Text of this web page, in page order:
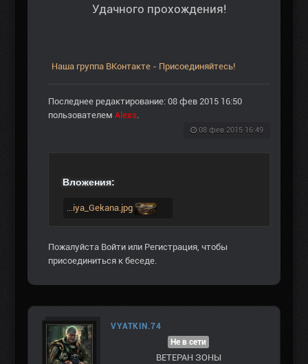
Удачного прохождения!
Наша группа ВКонтакте - Присоединяйтесь!
Последнее редактирование: 08 фев 2015 16:50
пользователем Alexs.
08 фев 2015 16:49
Вложения:
...iya_Gekana.jpg
Пожалуйста Войти или Регистрация, чтобы
присоединиться к беседе.
VYATKIN.74
Не в сети
ВЕТЕРАН ЗOНЫ